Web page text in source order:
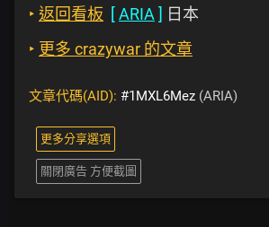
‣ 返回看板 [ARIA ] 日本
‣ 更多 crazywar 的文章
文章代碼(AID): #1MXL6Mez (ARIA)
更多分享選項
關閉廣告 方便截圖